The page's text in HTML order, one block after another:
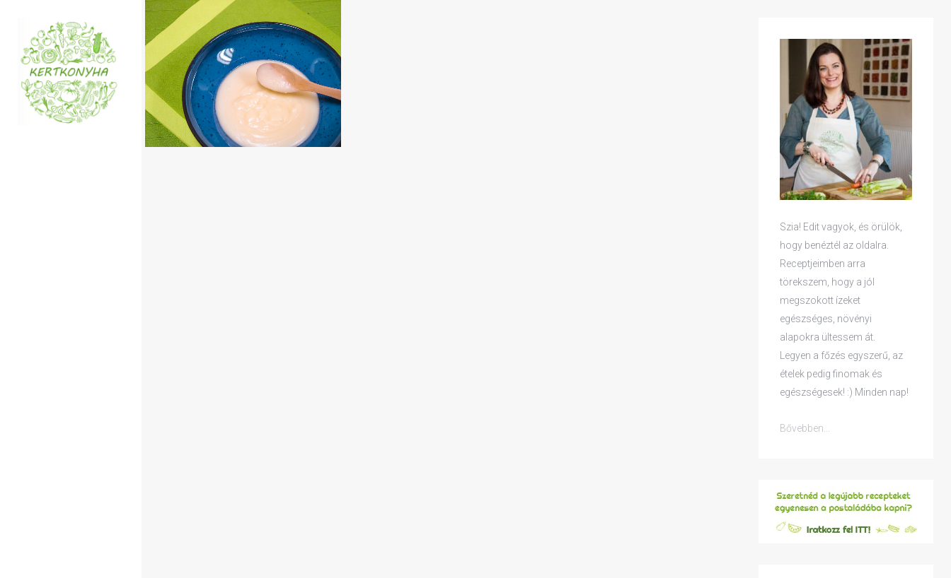
VEGÁN BESAMEL
Szia! Edit vagyok, és örülök,
hogy benéztél az oldalra.
Receptjeimben arra
törekszem, hogy a jól
megszokott ízeket
egészséges, növényi
alapokra ültessem át.
Legyen a főzés egyszerű, az
ételek pedig finomak és
egészségesek! :) Minden nap!
Bővebben...